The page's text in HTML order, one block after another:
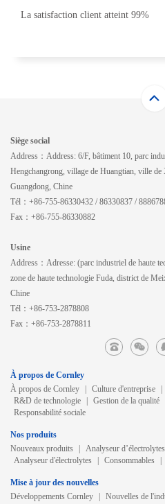
La satisfaction client atteint 99%
Siège social
Address：Address: 6/F, bâtiment 10, parc
Hengchangrong, village de Huangtian, ville
Guangdong, Chine
Tél：+86-755-86330432 / 86330837 /
Fax：+86-755-86330882
Usine
Address：Adresse: (parc industriel de haute
zone de haute technologie Fuda, district de
Chine
Tél：+86-753-2878808
Fax：+86-753-2878811
À propos de Cornley
À propos de Cornley
Culture d'entreprise
R&D de technologie
Gestion de la qualité
Responsabilité sociale
Nos produits
Nouveaux produits
Analyseur
Analyseur d'électrolytes
Consommables
Mise à jour des nouvelles
Développements Cornley
Nouvelles de